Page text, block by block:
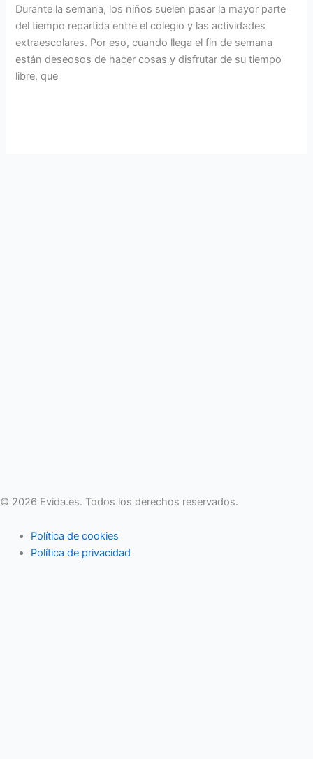
Durante la semana, los niños suelen pasar la mayor parte
del tiempo repartida entre el colegio y las actividades
extraescolares. Por eso, cuando llega el fin de semana
están deseosos de hacer cosas y disfrutar de su tiempo
libre, que
© 2026 Evida.es. Todos los derechos reservados.
Política de cookies
Política de privacidad